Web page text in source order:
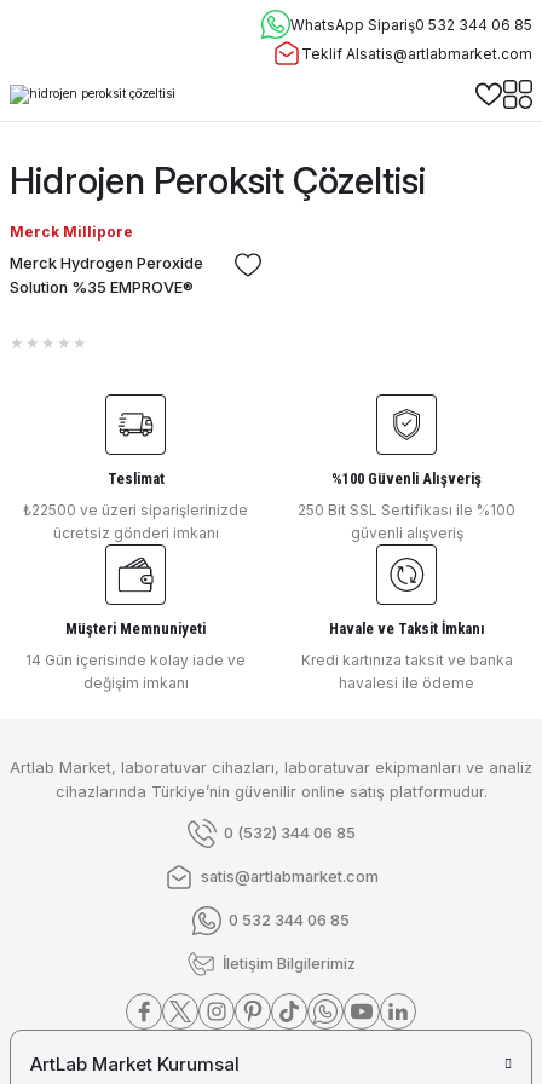
WhatsApp Sipariş0 532 344 06 85
Teklif Alsatis@artlabmarket.com
Hidrojen Peroksit Çözeltisi
Merck Millipore
Merck Hydrogen Peroxide
Solution %35 EMPROVE®
Teslimat
₺22500 ve üzeri siparişlerinizde
ücretsiz gönderi imkanı
%100 Güvenli Alışveriş
250 Bit SSL Sertifikası ile %100
güvenli alışveriş
Müşteri Memnuniyeti
14 Gün içerisinde kolay iade ve
değişim imkanı
Havale ve Taksit İmkanı
Kredi kartınıza taksit ve banka
havalesi ile ödeme
Artlab Market, laboratuvar cihazları, laboratuvar ekipmanları ve analiz
cihazlarında Türkiye’nin güvenilir online satış platformudur.
0 (532) 344 06 85
satis@artlabmarket.com
0 532 344 06 85
İletişim Bilgilerimiz
ArtLab Market Kurumsal